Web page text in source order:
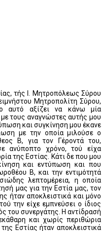
τής Ι. Μητροπόλεως Σύρου
Μητροπολίτη Σύρου,
αυτό αξίζει να κάνω μία
τους αναγνώστες αυτής μου
και συγκίνηση μου έκανε
με την οποία μιλούσε ο
Β, για τον Γέροντά του,
ανύποπτο χρόνο, τού είχα
της Εστίας. Κάτι δε που μου
και εντύπωση και που
Β, και την εντιμότητά
λεπτομέρεια, η οποία
μας για την Εστία μας, τον
ήταν αποκλειστικά και μόνο
την είχε εμπνεύσει ο ίδιος
του συνεργάτης. Η αντίδρασή
και χωρίς περιθώρια
Εστίας ήταν αποκλειστικά